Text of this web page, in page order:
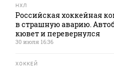
НХЛ
Российская хоккейная
в страшную аварию.
кювет и перевернулся
30 июля 16:36
ХОККЕЙ